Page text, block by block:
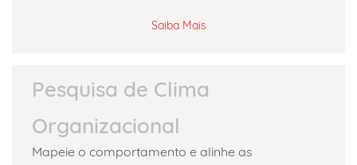
Saiba Mais
Pesquisa de Clima
Organizacional
Mapeie o comportamento e alinhe as